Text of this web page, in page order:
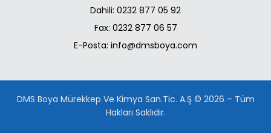
Dahili: 0232 877 05 92
Fax: 0232 877 06 57
E-Posta: info@dmsboya.com
DMS Boya Mürekkep Ve Kimya San.Tic. A.Ş © 2026 – Tüm
Hakları Saklıdır.